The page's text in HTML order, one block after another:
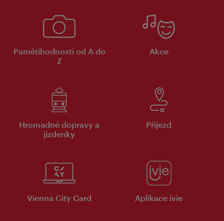
Pamětihodnosti od A do
Z
Akce
Hromadné dopravy a
jízdenky
Příjezd
Vienna City Card Aplikace ivie